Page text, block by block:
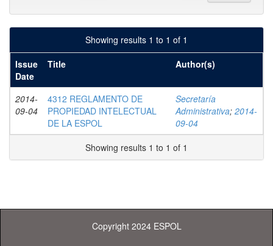
Showing results 1 to 1 of 1
Issue
Date
Title Author(s)
2014-
09-04
4312 REGLAMENTO DE
PROPIEDAD INTELECTUAL
DE LA ESPOL
Secretaría
Administrativa; 2014-
09-04
Showing results 1 to 1 of 1
Copyright 2024 ESPOL